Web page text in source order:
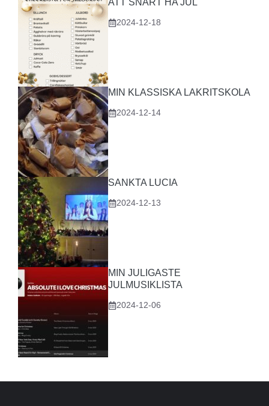
ATT SNART HA JUL
2024-12-18
MIN KLASSISKA LAKRITSKOLA
2024-12-14
SANKTA LUCIA
2024-12-13
MIN JULIGASTE
JULMUSIKLISTA
2024-12-06